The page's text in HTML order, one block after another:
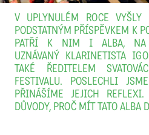
V UPLYNULÉM ROCE VYŠLY
PODSTATNÝM PŘÍSPĚVKEM K
PATŘÍ K NIM I ALBA, NA
UZNÁVANÝ KLARINETISTA
TAKÉ ŘEDITELEM
FESTIVALU. POSLECHLI
PŘINÁŠÍME JEJICH
DŮVODY, PROČ MÍT TATO ALBA